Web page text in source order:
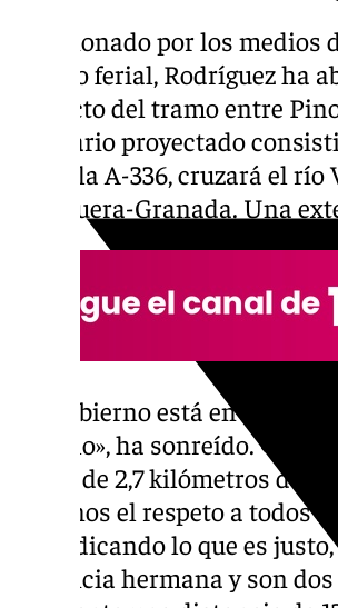
Cuestionado por los
recinto ferial, Rodríguez ha
proyecto del tramo entre
itinerario proyectado
hasta la A-336, cruzará el
Antequera-Granada. Una
«El Gobierno está en un
es malo», ha sonreído. «La
tramo de 2,7 kilómetros de
faltarnos el respeto a todos
reivindicando lo que es
provincia hermana y son